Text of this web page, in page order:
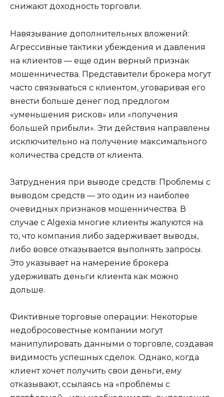
снижают доходность торговли.
Навязывание дополнительных вложений:
Агрессивные тактики убеждения и давления
на клиентов — еще один верный признак
мошенничества. Представители брокера могут
часто связываться с клиентом, уговаривая его
внести больше денег под предлогом
«уменьшения рисков» или «получения
большей прибыли». Эти действия направлены
исключительно на получение максимального
количества средств от клиента.
Затруднения при выводе средств: Проблемы с
выводом средств — это один из наиболее
очевидных признаков мошенничества. В
случае с Algexia многие клиенты жалуются на
то, что компания либо задерживает выводы,
либо вовсе отказывается выполнять запросы.
Это указывает на намерение брокера
удерживать деньги клиента как можно
дольше.
Фиктивные торговые операции: Некоторые
недобросовестные компании могут
манипулировать данными о торговле, создавая
видимость успешных сделок. Однако, когда
клиент хочет получить свои деньги, ему
отказывают, ссылаясь на «проблемы с